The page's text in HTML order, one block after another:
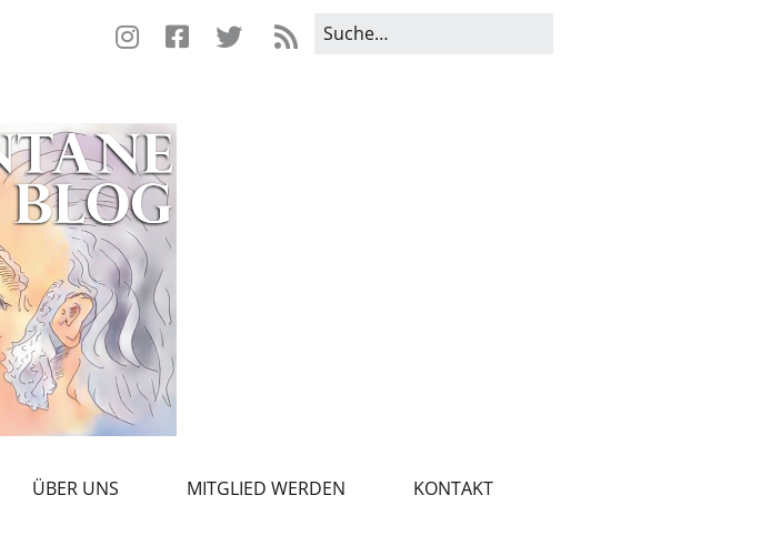
ÜBER UNS MITGLIED WERDEN KONTAKT